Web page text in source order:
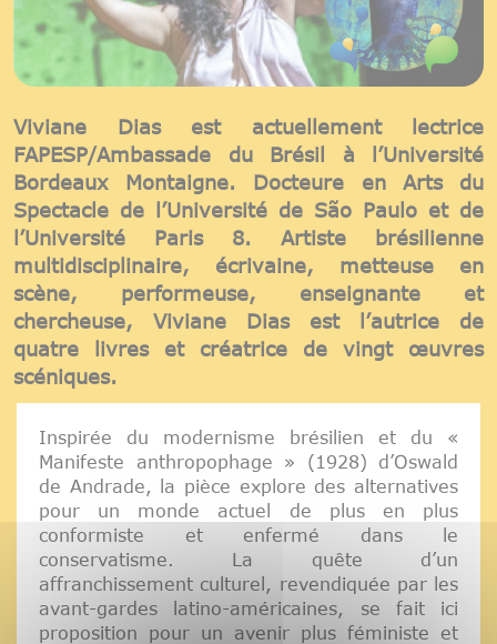
Viviane Dias est actuellement lectrice
FAPESP/Ambassade du Brésil à l’Université
Bordeaux Montaigne. Docteure en Arts du
Spectacle de l’Université de São Paulo et de
l’Université Paris 8. Artiste brésilienne
multidisciplinaire, écrivaine, metteuse en
scène, performeuse, enseignante et
chercheuse, Viviane Dias est l’autrice de
quatre livres et créatrice de vingt œuvres
scéniques.
Inspirée du modernisme brésilien et du «
Manifeste anthropophage » (1928) d’Oswald
de Andrade, la pièce explore des alternatives
pour un monde actuel de plus en plus
conformiste et enfermé dans le
conservatisme. La quête d’un
affranchissement culturel, revendiquée par les
avant-gardes latino-américaines, se fait ici
proposition pour un avenir plus féministe et